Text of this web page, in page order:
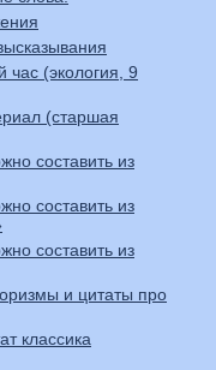
(экология, 9
(старшая
составить из
составить из
составить из
и цитаты про
классика